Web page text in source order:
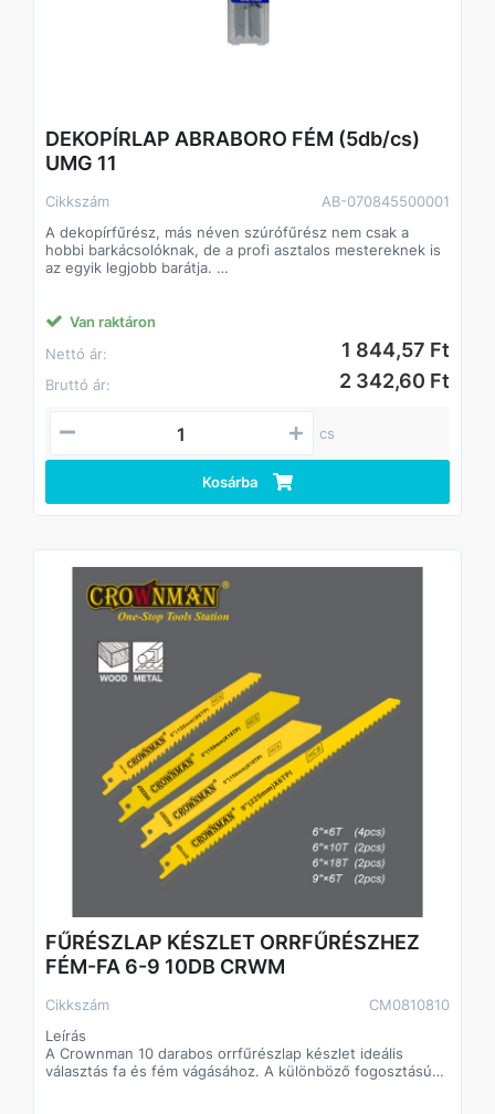
DEKOPÍRLAP ABRABORO FÉM (5db/cs)
UMG 11
Cikkszám
AB-070845500001
A dekopírfűrész, más néven szúrófűrész nem csak a
hobbi barkácsolóknak, de a profi asztalos mestereknek is
az egyik legjobb barátja.
profilok,nemvas fémek, üveg,acéllemez alumínium,
műanyag,gumi,bőr,inox, rozsdamentes, saválló
acél,szendvics anyagok
Van raktáron
Nettó ár:
1 844,57 Ft
Bruttó ár: 2 342,60 Ft
cs
Kosárba
FŰRÉSZLAP KÉSZLET ORRFŰRÉSZHEZ
FÉM-FA 6-9 10DB CRWM
Cikkszám
CM0810810
Leírás
A Crownman 10 darabos orrfűrészlap készlet ideális
választás fa és fém vágásához. A különböző fogosztású